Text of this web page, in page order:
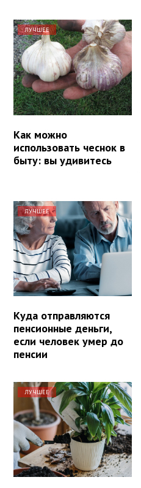
ЛУЧШЕЕ
Как можно
использовать чеснок в
быту: вы удивитесь
ЛУЧШЕЕ
Куда отправляются
пенсионные деньги,
если человек умер до
пенсии
ЛУЧШЕЕ